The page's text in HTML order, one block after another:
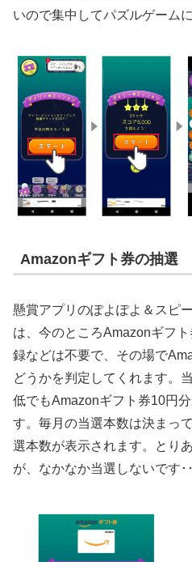
いので集中してパズルゲーム
Amazonギフト券の抽選
懸賞アプリのぽよぽよ＆スピ
は、今のところAmazonギフ
録などは不要で、その場で
どうかを判定してくれます。
低でもAmazonギフト券10円
す。毎月の当選本数は決まっ
選本数が表示されます。とり
が、なかなか当選しないです･･